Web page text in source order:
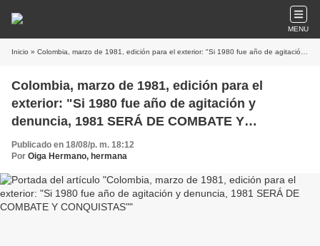
MENU
Inicio » Colombia, marzo de 1981, edición para el exterior: "Si 1980 fue año de agitación y denuncia, 1981 SERÁ DE COMBATE Y CONQUISTAS"
Colombia, marzo de 1981, edición para el
exterior: "Si 1980 fue año de agitación y
denuncia, 1981 SERÁ DE COMBATE Y
CONQUISTAS"
Publicado en 18/08/p. m. 18:12
Por Oiga Hermano, hermana